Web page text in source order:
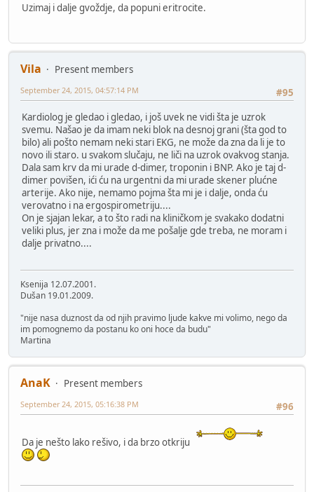
Uzimaj i dalje gvoždje, da popuni eritrocite.
Vila
Present members
#95
September 24, 2015, 04:57:14 PM
Kardiolog je gledao i gledao, i još uvek ne vidi šta je uzrok
svemu. Našao je da imam neki blok na desnoj grani (šta god to
bilo) ali pošto nemam neki stari EKG, ne može da zna da li je to
novo ili staro. u svakom slučaju, ne liči na uzrok ovakvog stanja.
Dala sam krv da mi urade d-dimer, troponin i BNP. Ako je taj d-
dimer povišen, ići ću na urgentni da mi urade skener plućne
arterije. Ako nije, nemamo pojma šta mi je i dalje, onda ću
verovatno i na ergospirometriju....
On je sjajan lekar, a to što radi na kliničkom je svakako dodatni
veliki plus, jer zna i može da me pošalje gde treba, ne moram i
dalje privatno....
Ksenija 12.07.2001.
Dušan 19.01.2009.
"nije nasa duznost da od njih pravimo ljude kakve mi volimo, nego da
im pomognemo da postanu ko oni hoce da budu"
Martina
AnaK
Present members
#96
September 24, 2015, 05:16:38 PM
Da je nešto lako rešivo, i da brzo otkriju